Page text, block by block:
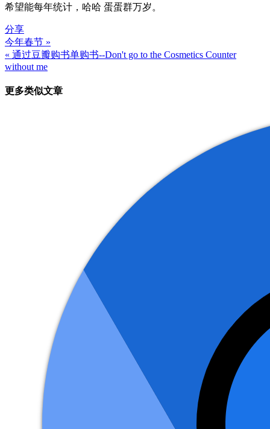
希望能每年统计，哈哈 蛋蛋群万岁。
分享
文
章
导
今年春节 »
« 通过豆瓣购书单购书--Don't go to the Cosmetics Counter
without me
更多类似文章